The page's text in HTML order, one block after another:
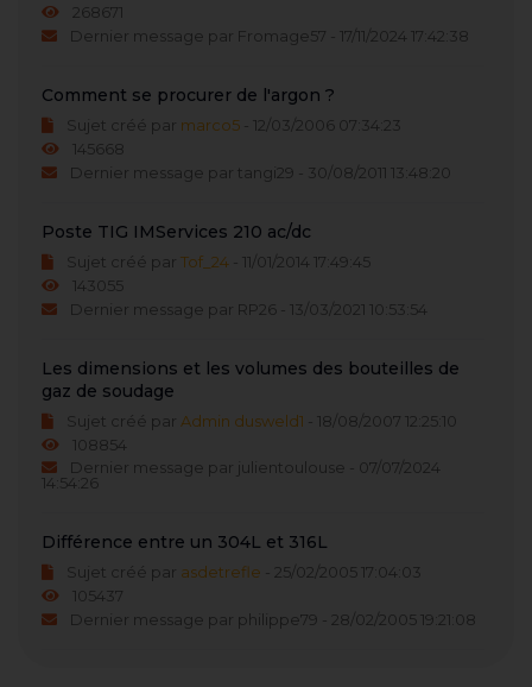
268671
Dernier message par Fromage57 - 17/11/2024 17:42:38
Comment se procurer de l'argon ?
Sujet créé par marco5 - 12/03/2006 07:34:23
145668
Dernier message par tangi29 - 30/08/2011 13:48:20
Poste TIG IMServices 210 ac/dc
Sujet créé par Tof_24 - 11/01/2014 17:49:45
143055
Dernier message par RP26 - 13/03/2021 10:53:54
Les dimensions et les volumes des bouteilles de
gaz de soudage
Sujet créé par Admin dusweld1 - 18/08/2007 12:25:10
108854
Dernier message par julientoulouse - 07/07/2024
14:54:26
Différence entre un 304L et 316L
Sujet créé par asdetrefle - 25/02/2005 17:04:03
105437
Dernier message par philippe79 - 28/02/2005 19:21:08